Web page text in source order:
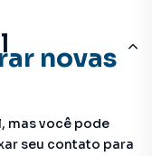
novas
mas você pode
seu contato para